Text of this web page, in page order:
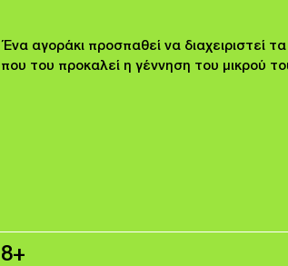
Ένα αγοράκι προσπαθεί να διαχειριστεί
που του προκαλεί η γέννηση του μικρού
8+